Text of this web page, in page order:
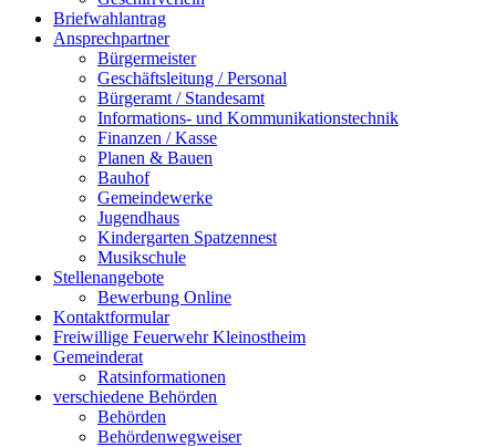
Briefwahlantrag
Ansprechpartner
Bürgermeister
Geschäftsleitung / Personal
Bürgeramt / Standesamt
Informations- und Kommunikationstechnik
Finanzen / Kasse
Planen & Bauen
Bauhof
Gemeindewerke
Jugendhaus
Kindergarten Spatzennest
Musikschule
Stellenangebote
Bewerbung Online
Kontaktformular
Freiwillige Feuerwehr Kleinostheim
Gemeinderat
Ratsinformationen
verschiedene Behörden
Behörden
Behördenwegweiser